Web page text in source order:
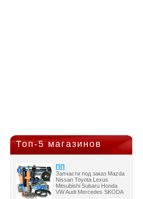
Топ-5 магазинов
ПП
Запчасти под заказ Mazda
Nissan Toyota Lexus
Mitsubishi Subaru Honda
VW Audi Mercedes SKODA